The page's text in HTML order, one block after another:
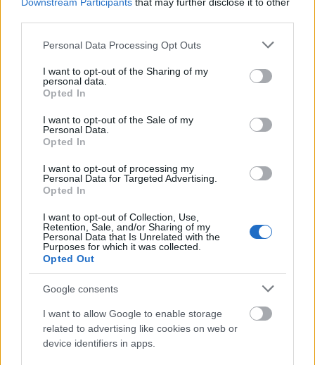
Please note that this website/app uses one or more Google
not limited to your visit or usage behaviour. You may click to
grant or deny consent to Google and its third-party tags to
use your data for below specified purposes in below Google
consent section.
Personal Data Processing Opt Outs
I want to opt-out of the Sharing of my
personal data.
Opted In
I want to opt-out of the Sale of my
Personal Data.
Opted In
I want to opt-out of processing my
Personal Data for Targeted Advertising.
Opted In
I want to opt-out of Collection, Use,
Retention, Sale, and/or Sharing of my
Personal Data that Is Unrelated with the
Purposes for which it was collected.
Opted Out
Google consents
I want to allow Google to enable storage
related to advertising like cookies on web or
device identifiers in apps.
Trailer hátsó aláfutásgátlója meghibásodott, és a tesztjármű
utastere megsemmisült.
Mindkét ütközési teszt kimutatta, hogy a személyautó kiváló
teljesítményű ütközésvédelmi szerkezete a hátsó aláfutásgátló
szerkezet gyenge ütésállósága miatt nem tudott a tervezett
módon deformálódni és megvédeni az utasokat. Ez rávilágít
javítható, és jelenleg nem felel meg a céljának.
Aktuális kínálatunk, kategóriák
szerint